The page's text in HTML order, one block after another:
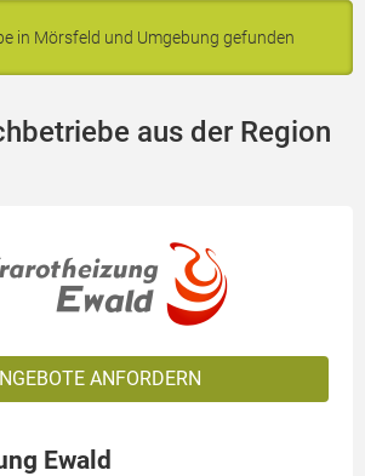
in Mörsfeld und Umgebung gefunden
aus der Region
ANFORDERN
Ewald